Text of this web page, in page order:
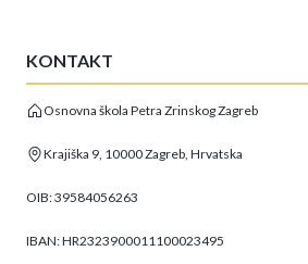
KONTAKT
Osnovna škola Petra Zrinskog Zagreb
Krajiška 9, 10000 Zagreb, Hrvatska
OIB: 39584056263
IBAN: HR2323900011100023495